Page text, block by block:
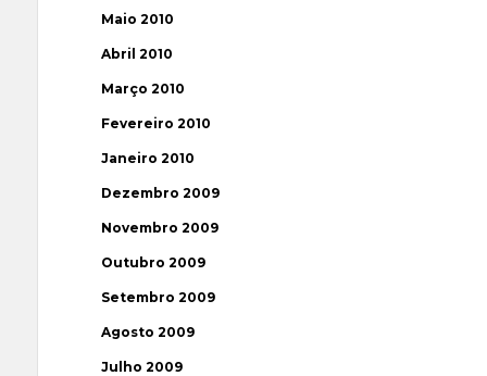
Maio 2010
Abril 2010
Março 2010
Fevereiro 2010
Janeiro 2010
Dezembro 2009
Novembro 2009
Outubro 2009
Setembro 2009
Agosto 2009
Julho 2009